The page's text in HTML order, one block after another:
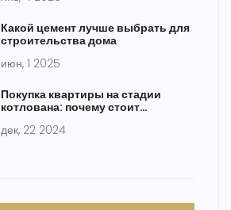
Какой цемент лучше выбрать для
строительства дома
июн, 1 2025
Покупка квартиры на стадии
котлована: почему стоит
дек, 22 2024